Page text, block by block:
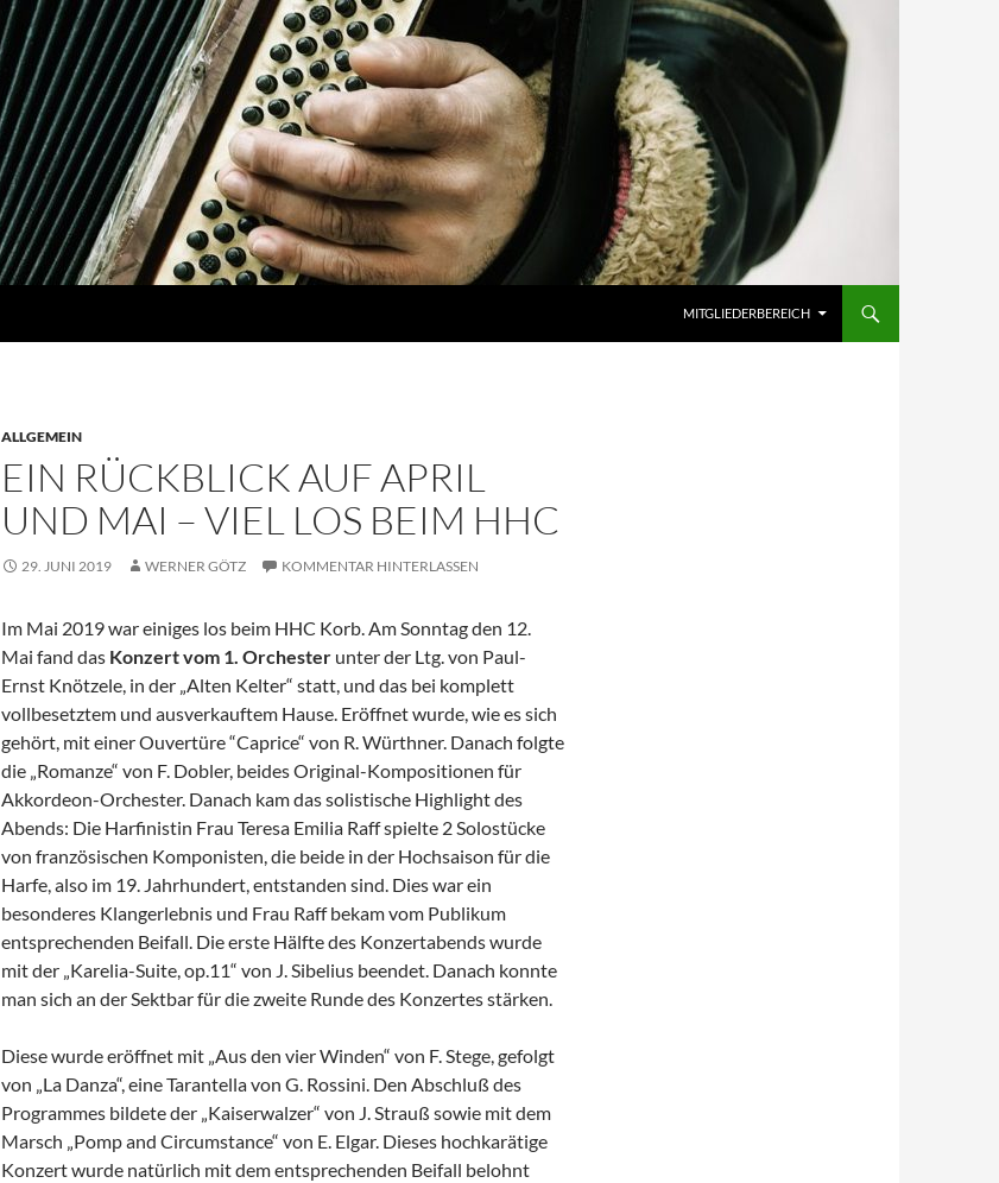
MITGLIEDERBEREICH
ALLGEMEIN
EIN RÜCKBLICK AUF APRIL
UND MAI – VIEL LOS BEIM HHC
29. JUNI 2019 WERNER GÖTZ KOMMENTAR HINTERLASSEN
Im Mai 2019 war einiges los beim HHC Korb. Am Sonntag den 12.
Mai fand das Konzert vom 1. Orchester unter der Ltg. von Paul-
Ernst Knötzele, in der „Alten Kelter“ statt, und das bei komplett
vollbesetztem und ausverkauftem Hause. Eröffnet wurde, wie es sich
gehört, mit einer Ouvertüre “Caprice“ von R. Würthner. Danach folgte
die „Romanze“ von F. Dobler, beides Original-Kompositionen für
Akkordeon-Orchester. Danach kam das solistische Highlight des
Abends: Die Harfinistin Frau Teresa Emilia Raff spielte 2 Solostücke
von französischen Komponisten, die beide in der Hochsaison für die
Harfe, also im 19. Jahrhundert, entstanden sind. Dies war ein
besonderes Klangerlebnis und Frau Raff bekam vom Publikum
entsprechenden Beifall. Die erste Hälfte des Konzertabends wurde
mit der „Karelia-Suite, op.11“ von J. Sibelius beendet. Danach konnte
man sich an der Sektbar für die zweite Runde des Konzertes stärken.
Diese wurde eröffnet mit „Aus den vier Winden“ von F. Stege, gefolgt
von „La Danza“, eine Tarantella von G. Rossini. Den Abschluß des
Programmes bildete der „Kaiserwalzer“ von J. Strauß sowie mit dem
Marsch „Pomp and Circumstance“ von E. Elgar. Dieses hochkarätige
Konzert wurde natürlich mit dem entsprechenden Beifall belohnt